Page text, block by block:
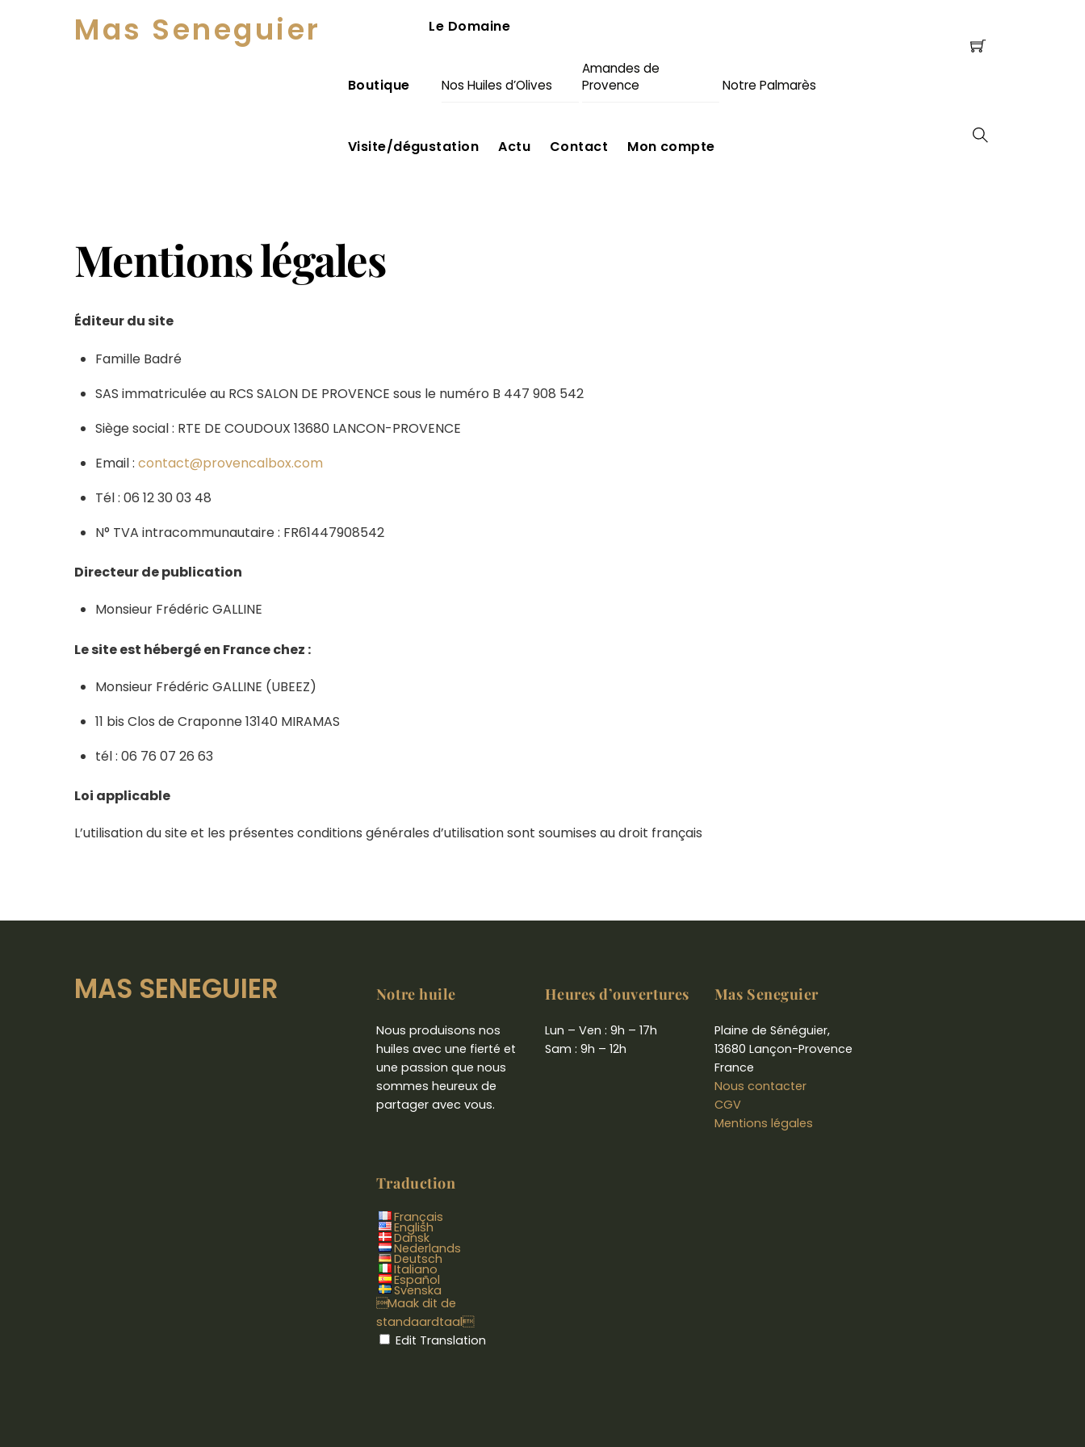
Mas Seneguier
Boutique
Le Domaine
Nos Huiles d’Olives
Amandes de
Provence
Notre Palmarès
Visite/dégustation Actu Contact Mon compte
Mentions légales
Éditeur du site
Famille Badré
SAS immatriculée au RCS SALON DE PROVENCE sous le numéro B 447 908 542
Siège social : RTE DE COUDOUX 13680 LANCON-PROVENCE
Email : contact@provencalbox.com
Tél : 06 12 30 03 48
N° TVA intracommunautaire : FR61447908542
Directeur de publication
Monsieur Frédéric GALLINE
Le site est hébergé en France chez :
Monsieur Frédéric GALLINE (UBEEZ)
11 bis Clos de Craponne 13140 MIRAMAS
tél : 06 76 07 26 63
Loi applicable
L’utilisation du site et les présentes conditions générales d’utilisation sont soumises au droit français
MAS SENEGUIER Notre huile
Nous produisons nos
huiles avec une fierté et
une passion que nous
sommes heureux de
partager avec vous.
Heures d’ouvertures
Lun – Ven : 9h – 17h
Sam : 9h – 12h
Mas Seneguier
Plaine de Sénéguier,
13680 Lançon-Provence
France
Nous contacter
CGV
Mentions légales
Traduction
Français
English
Dansk
Nederlands
Deutsch
Italiano
Español
Svenska
Maak dit de
standaardtaal
Edit Translation